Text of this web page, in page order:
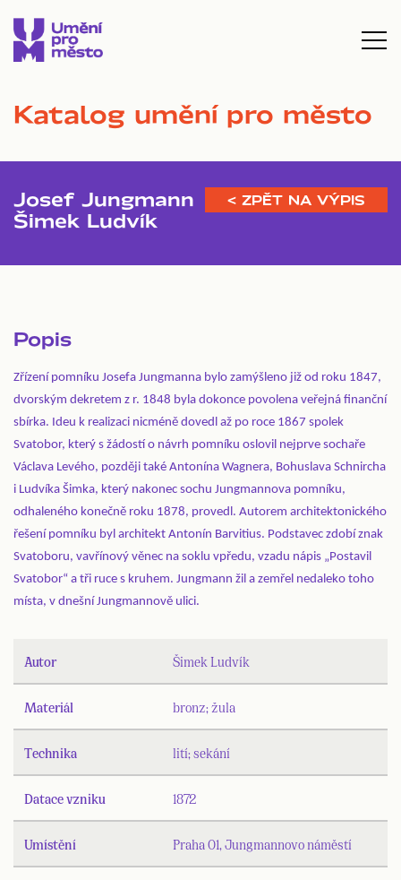
Katalog umění pro město
Josef Jungmann
Šimek Ludvík
< ZPĚT NA VÝPIS
Popis
Zřízení pomníku Josefa Jungmanna bylo zamýšleno již od roku 1847,
dvorským dekretem z r. 1848 byla dokonce povolena veřejná finanční
sbírka. Ideu k realizaci nicméně dovedl až po roce 1867 spolek
Svatobor, který s žádostí o návrh pomníku oslovil nejprve sochaře
Václava Levého, později také Antonína Wagnera, Bohuslava Schnircha
i Ludvíka Šimka, který nakonec sochu Jungmannova pomníku,
odhaleného konečně roku 1878, provedl. Autorem architektonického
řešení pomníku byl architekt Antonín Barvitius. Podstavec zdobí znak
Svatoboru, vavřínový věnec na soklu vpředu, vzadu nápis „Postavil
Svatobor“ a tři ruce s kruhem. Jungmann žil a zemřel nedaleko toho
místa, v dnešní Jungmannově ulici.
Autor Šimek Ludvík
Materiál bronz; žula
Technika lití; sekání
Datace vzniku 1872
Umístění Praha 01, Jungmannovo náměstí